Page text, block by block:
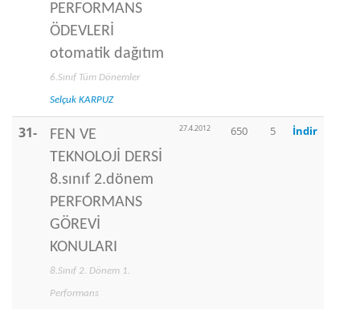
PERFORMANS
ÖDEVLERİ
otomatik dağıtım
6.Sınıf Tüm Dönemler
Selçuk KARPUZ
31-
FEN VE
TEKNOLOJİ DERSİ
8.sınıf 2.dönem
PERFORMANS
GÖREVİ
KONULARI
8.Sınıf 2. Dönem 1.
Performans
27.4.2012 650 5 İndir